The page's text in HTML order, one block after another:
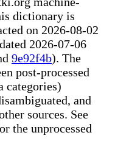
dictionary is
on 2026-08-02
2026-07-06
9e92f4b). The
post-processed
categories)
and
sources. See
the unprocessed